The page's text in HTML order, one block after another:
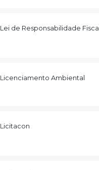
Lei de Responsabilidade Fiscal
Licenciamento Ambiental
Licitacon